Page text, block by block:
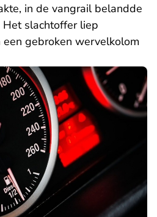
in de vangrail belandde
slachtoffer liep
gebroken wervelkolom